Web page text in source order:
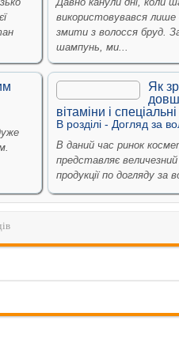
використовувався
змити з волосся бруд.
шампунь, ми...
Як
вітаміни і
В рoздiлi - Догляд за
В даний час ринок
представляє величезний
продукції по догляду за